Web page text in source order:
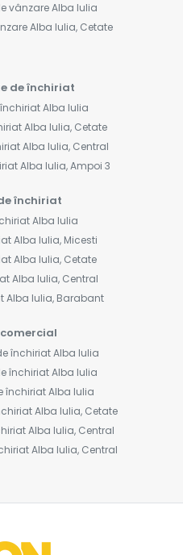
vânzare Alba Iulia
Alba Iulia, Cetate
de închiriat
Alba Iulia
Alba Iulia, Cetate
Alba Iulia, Central
Alba Iulia, Ampoi 3
închiriat
Alba Iulia
Alba Iulia, Micesti
Alba Iulia, Cetate
Alba Iulia, Central
Alba Iulia, Barabant
închiriat Alba Iulia
închiriat Alba Iulia
închiriat Alba Iulia
Alba Iulia, Cetate
Alba Iulia, Central
Alba Iulia, Central